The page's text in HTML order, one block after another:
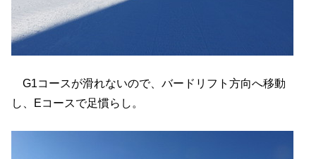
G1コースが滑れないので、バードリフト方向へ移動
し、Eコースで足慣らし。